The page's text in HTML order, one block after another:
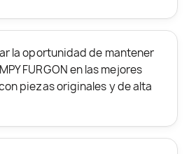
la oportunidad de mantener
FURGON en las mejores
piezas originales y de alta